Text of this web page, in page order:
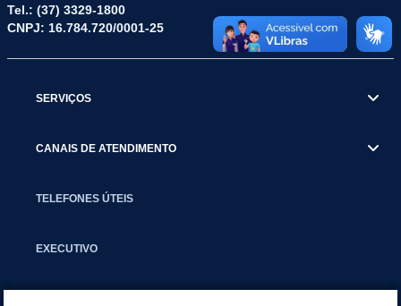
Tel.: (37) 3329-1800
CNPJ: 16.784.720/0001-25
SERVIÇOS
CANAIS DE ATENDIMENTO
TELEFONES ÚTEIS
EXECUTIVO